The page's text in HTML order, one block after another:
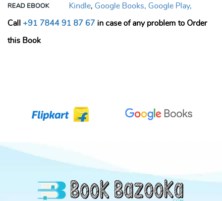
READ EBOOK Kindle, Google Books, Google Play,
Call +91 7844 91 87 67 in case of any problem to Order
this Book